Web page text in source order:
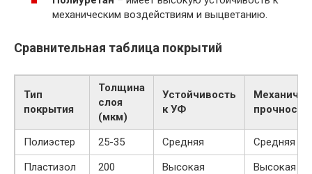
механическим воздействиям и выцветанию.
Сравнительная таблица покрытий
Тип
покрытия
Толщина
слоя
(мкм)
Устойчивость
к УФ
прочность
Полиэстер 25-35 Средняя
Средняя
Пластизол
200 Высокая
Высокая